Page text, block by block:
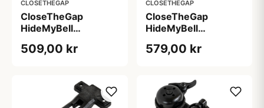
CLOSETHEGAP
CloseTheGap
HideMyBell
Bontrager Blendr
509,00 kr
CLOSETHEGAP
CloseTheGap
HideMyBell
Black Inc cockpits
579,00 kr